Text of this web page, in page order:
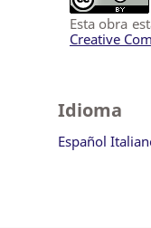
Esta obra
Creative
Idioma
Español